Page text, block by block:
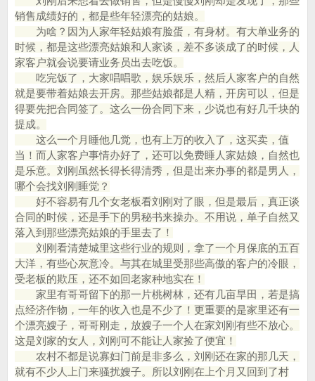
销售成绩好的，都是些年轻漂亮的姑娘。
为啥？因为人家年轻姑娘有脸蛋，有身材。有大单业务的
时候，都是这些漂亮姑娘和人家谈，差不多谈成了的时候，人
家客户就会说要请业务员出去吃饭。
吃完饭了，大家唱唱歌，娱乐娱乐，然后人家客户的自然
就是要带着姑娘去开房。那些姑娘都是人精，开房可以，但是
得要先把合同签了。这么一份合同下来，少说也有好几千块的
提成。
这么一个月睡他几觉，也有上万的收入了，这买卖，值
当！而人家客户事情办好了，还可以免费睡人家姑娘，自然也
是乐意。刘刚虽然长得长得清秀，但是出来办事的都是男人，
哪个会找刘刚睡觉？
好不容易有几个女老板看刘刚对了眼，但是最后，真正谈
合同的时候，还是手下的男秘书来操办。不用说，单子自然又
落入到那些漂亮姑娘的手里去了！
刘刚看清楚城里这些行业的规则，拿了一个月保底的五百
大洋，有些心灰意冷。与其在城里受那些高傲的客户的冷眼，
受老板的欺压，还不如回老家种地实在！
家里有哥哥留下的那一片桃树林，还有几亩旱田，若是搞
点经济作物，一年的收入也是不少了！更重要的是家里还有一
个漂亮嫂子，哥哥刚走，放嫂子一个人在家刘刚有些不放心。
这是刘家的女人，刘刚可不能让人家捡了便宜！
农村不都是说寡妇门前是非多么，刘刚还在家的那几天，
就有不少人上门来骚扰嫂子。所以刘刚在上个月又回到了村